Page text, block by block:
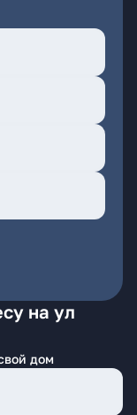
на ул
дом